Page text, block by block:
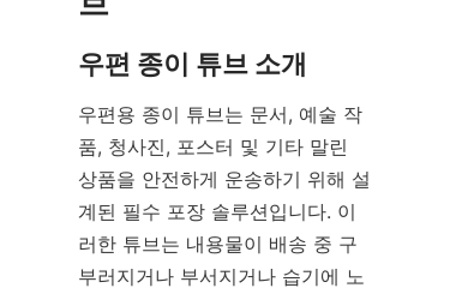
우편 종이 튜브 소개
우편용 종이 튜브는 문서, 예술 작
품, 청사진, 포스터 및 기타 말린
상품을 안전하게 운송하기 위해 설
계된 필수 포장 솔루션입니다. 이
러한 튜브는 내용물이 배송 중 구
부러지거나 부서지거나 습기에 노